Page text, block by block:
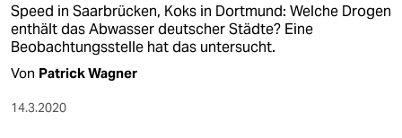
Speed in Saarbrücken, Koks in Dortmund: Welche Drogen
enthält das Abwasser deutscher Städte? Eine
Beobachtungsstelle hat das untersucht.
Von Patrick Wagner
14.3.2020